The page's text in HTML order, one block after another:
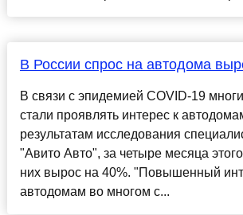
В России спрос на автодома
В связи с эпидемией COVID-19
стали проявлять интерес к
результатам исследования
"Авито Авто", за четыре месяца
них вырос на 40%. "Повышенный
автодомам во многом с...